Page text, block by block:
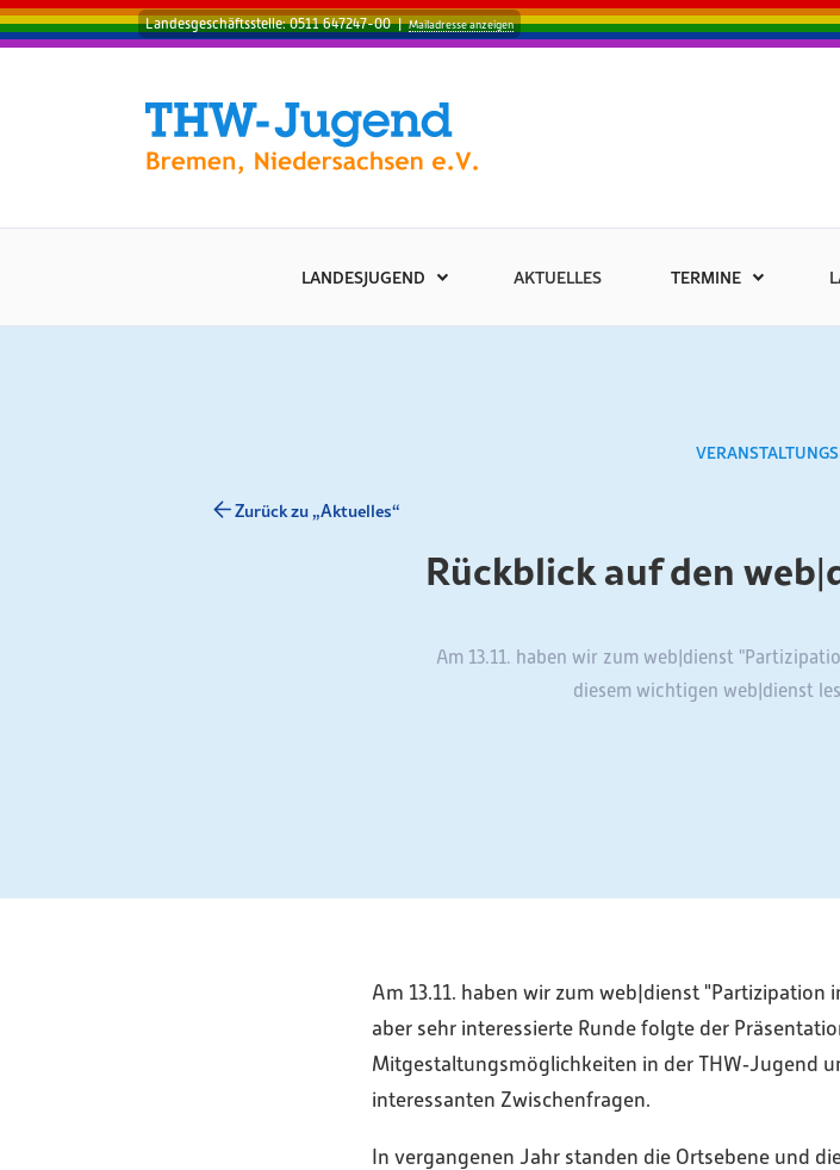
Landesgeschäftsstelle: 0511 647247-00 | Mailadresse anzeigen
LANDESJUGEND AKTUELLES TERMINE
Rückblick auf den
Am 13.11. haben wir zum web|dienst
diesem wichtigen web|dienst
Zurück zu „Aktuelles“
Am 13.11. haben wir zum web|dienst "Partizipation
aber sehr interessierte Runde folgte der
Mitgestaltungsmöglichkeiten in der THW‑Jugend
interessanten Zwischenfragen.
In vergangenen Jahr standen die Ortsebene und